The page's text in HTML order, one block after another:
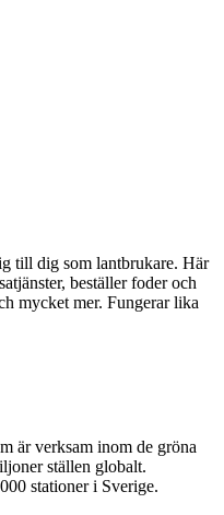
till dig som lantbrukare. Här
beställer foder och
mycket mer. Fungerar lika
är verksam inom de gröna
ställen globalt.
stationer i Sverige.